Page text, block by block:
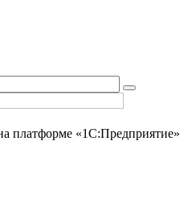
платформе «1С:Предприятие»